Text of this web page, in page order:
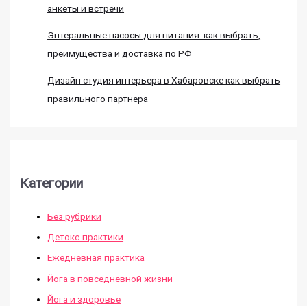
анкеты и встречи
Энтеральные насосы для питания: как выбрать,
преимущества и доставка по РФ
Дизайн студия интерьера в Хабаровске как выбрать
правильного партнера
Категории
Без рубрики
Детокс-практики
Ежедневная практика
Йога в повседневной жизни
Йога и здоровье